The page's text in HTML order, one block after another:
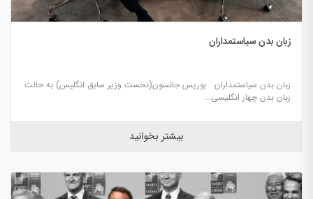
زبان بدن سیاستمداران
زبان بدن سیاستمداران بوریس جانسون(نخست وزیر سابق انگلیس) به حالت
زبان بدن چهار انگلیسی...
بیشتر بخوانید